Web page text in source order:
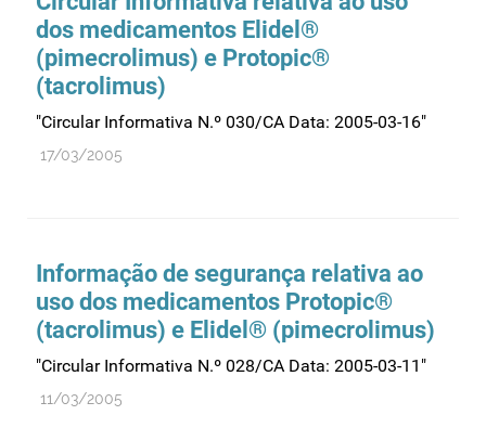
dos medicamentos Elidel®
(pimecrolimus) e Protopic®
(tacrolimus)
"Circular Informativa N.º 030/CA Data: 2005-03-16"
17/03/2005
Informação de segurança relativa ao
uso dos medicamentos Protopic®
(tacrolimus) e Elidel® (pimecrolimus)
"Circular Informativa N.º 028/CA Data: 2005-03-11"
11/03/2005